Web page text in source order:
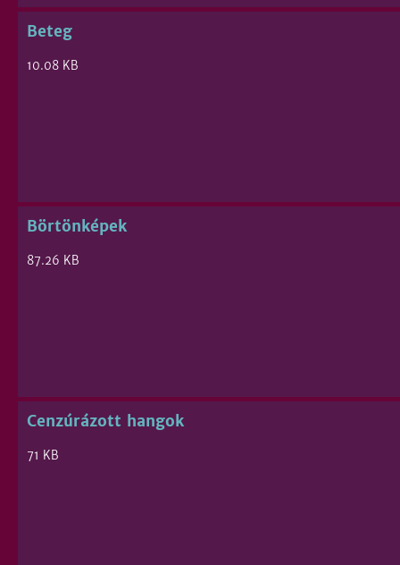
Beteg
10.08 KB
Börtönképek
87.26 KB
Cenzúrázott hangok
71 KB